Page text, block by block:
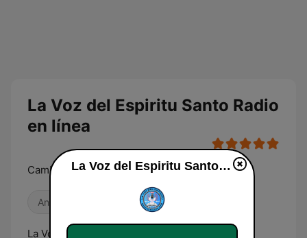
La Voz del Espiritu Santo Radio
en línea
Cambia tu vida
Antiguas Años 2000
La Voz del Espíritu Santo Radio es una emisora
La Voz del Espiritu Santo Radio en línea